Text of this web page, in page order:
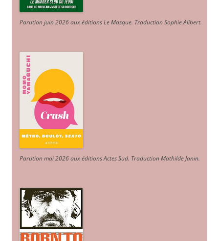
Parution juin 2026 aux éditions Le Masque. Traduction Sophie Alibert.
Parution mai 2026 aux éditions Actes Sud. Traduction Mathilde Janin.